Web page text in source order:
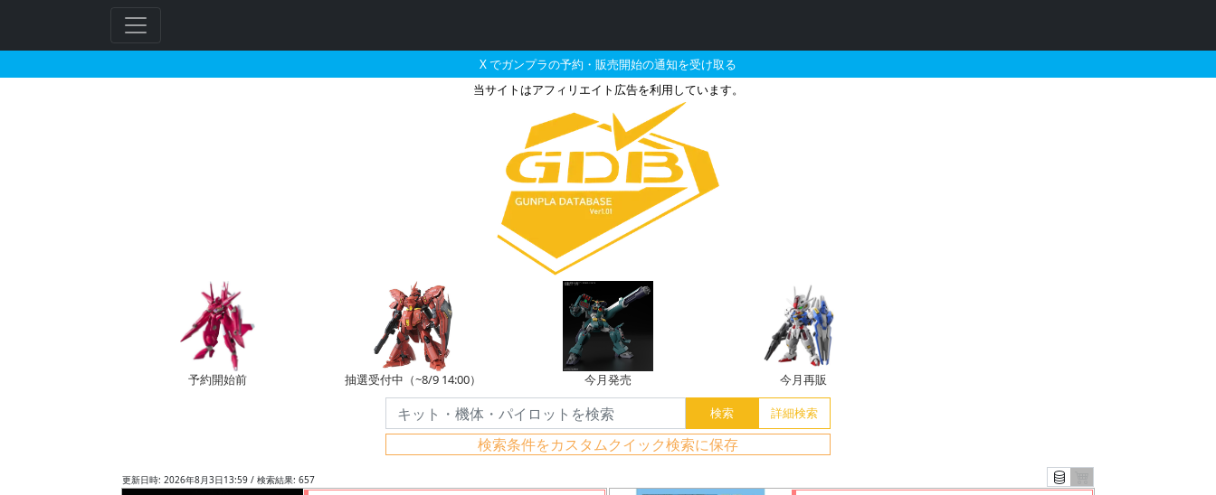
X でガンプラの予約・販売開始の通知を受け取る
当サイトはアフィリエイト広告を利用しています。
HGUC 1/144 ザクII改とそれに関連するガンプラの販売・再販・予約情報
予約開始前 抽選受付中（~8/9 14:00） 今月発売 今月再販
検索条件をカスタムクイック検索に保存
更新日時: 2026年8月3日13:59 / 検索結果: 657